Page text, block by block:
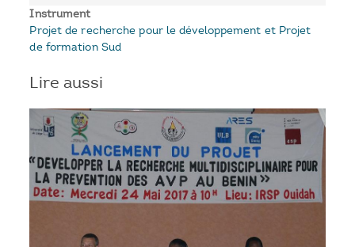
Instrument
Projet de recherche pour le développement et Projet
de formation Sud
Lire aussi